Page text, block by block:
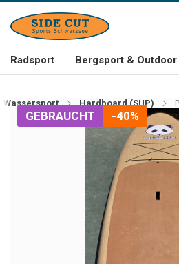
Radsport Bergsport & Outdoor
Wassersport Hardboard (SUP)
GEBRAUCHT -40%